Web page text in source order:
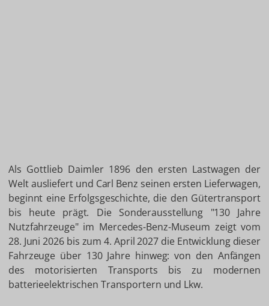
Als Gottlieb Daimler 1896 den ersten Lastwagen der
Welt ausliefert und Carl Benz seinen ersten Lieferwagen,
beginnt eine Erfolgsgeschichte, die den Gütertransport
bis heute prägt. Die Sonderausstellung "130 Jahre
Nutzfahrzeuge" im Mercedes-Benz-Museum zeigt vom
28. Juni 2026 bis zum 4. April 2027 die Entwicklung dieser
Fahrzeuge über 130 Jahre hinweg: von den Anfängen
des motorisierten Transports bis zu modernen
batterieelektrischen Transportern und Lkw.